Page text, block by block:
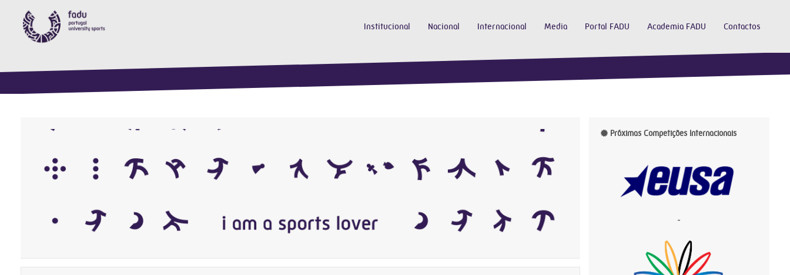
Institucional Nacional Internacional Media Portal FADU Academia FADU Contactos
Próximas Competições Internacionais
-